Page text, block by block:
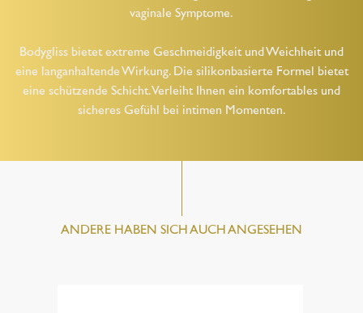
vaginale Symptome.
Bodygliss bietet extreme Geschmeidigkeit und Weichheit und
eine langanhaltende Wirkung. Die silikonbasierte Formel bietet
eine schützende Schicht. Verleiht Ihnen ein komfortables und
sicheres Gefühl bei intimen Momenten.
ANDERE HABEN SICH AUCH ANGESEHEN